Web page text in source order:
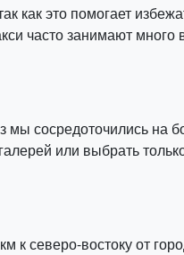
как это помогает
часто занимают
мы сосредоточились на
или выбрать
северо-востоку от